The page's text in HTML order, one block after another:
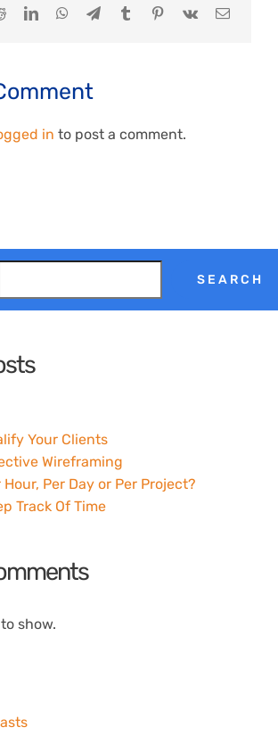
RedditLinkedInWhatsApp
TelegramTumblrPinterest
Vk Email
in to post a comment.
SEARCH
Your Clients
Wireframing
Per Day or Per Project?
Track Of Time
show.